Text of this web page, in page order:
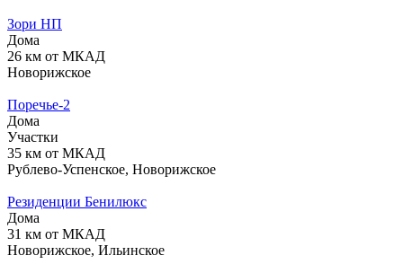
Зори НП
Дома
26 км от МКАД
Новорижское
Поречье-2
Дома
Участки
35 км от МКАД
Рублево-Успенское, Новорижское
Резиденции Бенилюкс
Дома
31 км от МКАД
Новорижское, Ильинское